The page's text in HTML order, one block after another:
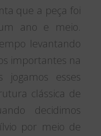
que a peça foi
ano e meio.
levantando
importantes na
jogamos esses
clássica de
decidimos
por meio de